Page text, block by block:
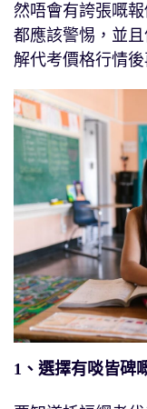
然唔會有誇張嘅
都應該警惕，並
解代考價格行情
1、選擇有啖皆碑